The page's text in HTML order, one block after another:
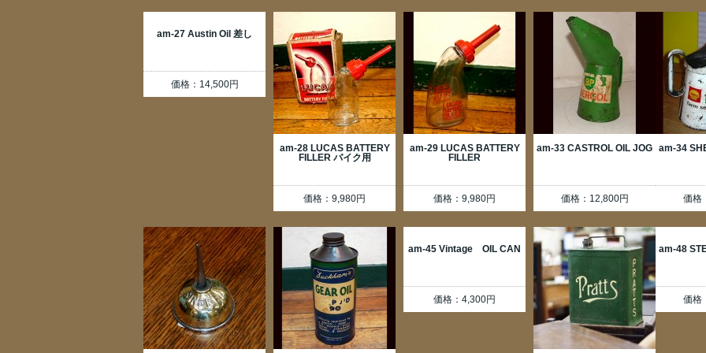
am-27 Austin Oil 差し
価格：14,500円
am-28 LUCAS BATTERY
FILLER バイク用
価格：9,980円
am-29 LUCAS BATTERY
FILLER
価格：9,980円
am-33 CASTROL OIL JOG
価格：12,800円
am-34
価格
am-45 Vintage OIL CAN
価格：4,300円
am-48
価格